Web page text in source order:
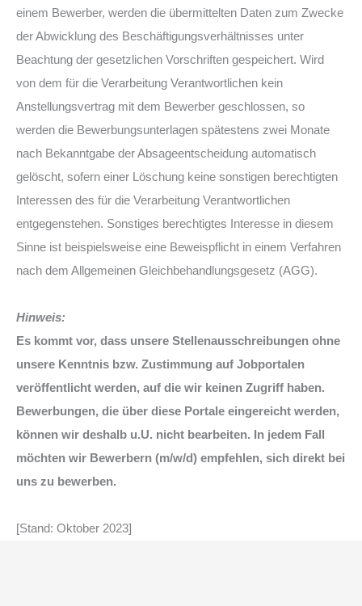
einem Bewerber, werden die übermittelten Daten zum Zwecke
der Abwicklung des Beschäftigungsverhältnisses unter
Beachtung der gesetzlichen Vorschriften gespeichert. Wird
von dem für die Verarbeitung Verantwortlichen kein
Anstellungsvertrag mit dem Bewerber geschlossen, so
werden die Bewerbungsunterlagen spätestens zwei Monate
nach Bekanntgabe der Absageentscheidung automatisch
gelöscht, sofern einer Löschung keine sonstigen berechtigten
Interessen des für die Verarbeitung Verantwortlichen
entgegenstehen. Sonstiges berechtigtes Interesse in diesem
Sinne ist beispielsweise eine Beweispflicht in einem Verfahren
nach dem Allgemeinen Gleichbehandlungsgesetz (AGG).
Hinweis:
Es kommt vor, dass unsere Stellenausschreibungen ohne
unsere Kenntnis bzw. Zustimmung auf Jobportalen
veröffentlicht werden, auf die wir keinen Zugriff haben.
Bewerbungen, die über diese Portale eingereicht werden,
können wir deshalb u.U. nicht bearbeiten. In jedem Fall
möchten wir Bewerbern (m/w/d) empfehlen, sich direkt bei
uns zu bewerben.
[Stand: Oktober 2023]